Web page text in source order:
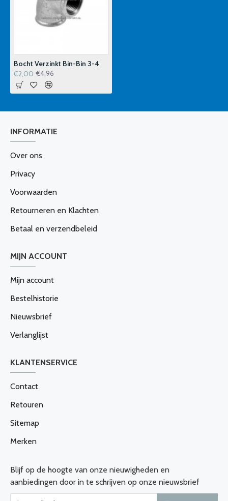
Bocht Verzinkt Bin-Bin 3-4
€2,00 €4,96
INFORMATIE
Over ons
Privacy
Voorwaarden
Retourneren en Klachten
Betaal en verzendbeleid
MIJN ACCOUNT
Mijn account
Bestelhistorie
Nieuwsbrief
Verlanglijst
KLANTENSERVICE
Contact
Retouren
Sitemap
Merken
Blijf op de hoogte van onze nieuwigheden en
aanbiedingen door in te schrijven op onze nieuwsbrief